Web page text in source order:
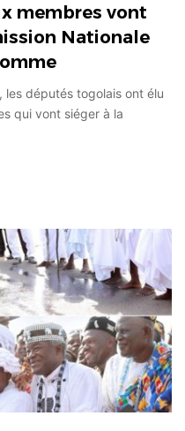
membres vont
Nationale
les députés togolais ont élu
qui vont siéger à la